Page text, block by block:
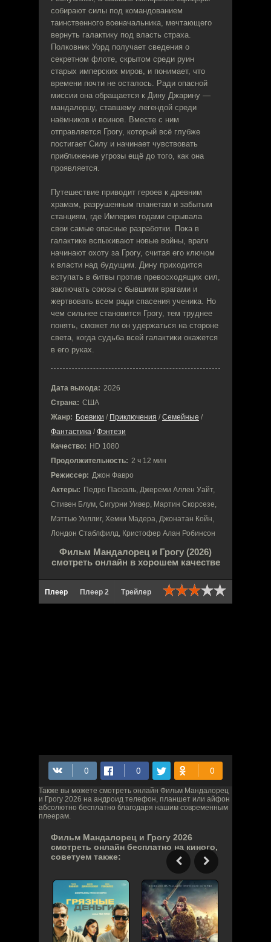
собирают силы под командованием
таинственного военачальника, мечтающего
вернуть галактику под власть страха.
Полковник Уорд получает сведения о
секретном флоте, скрытом среди руин
старых имперских миров, и понимает, что
времени почти не осталось. Ради опасной
миссии она обращается к Дину Джарину —
мандалорцу, ставшему легендой среди
наёмников и воинов. Вместе с ним
отправляется Грогу, который всё глубже
постигает Силу и начинает чувствовать
приближение угрозы ещё до того, как она
проявляется.
Путешествие приводит героев к древним
храмам, разрушенным планетам и забытым
станциям, где Империя годами скрывала
свои самые опасные разработки. Пока в
галактике вспыхивают новые войны, враги
начинают охоту за Грогу, считая его ключом
к власти над будущим. Дину приходится
вступать в битвы против превосходящих сил,
заключать союзы с бывшими врагами и
жертвовать всем ради спасения ученика. Но
чем сильнее становится Грогу, тем труднее
понять, сможет ли он удержаться на стороне
света, когда судьба всей галактики окажется
в его руках.
Дата выхода: 2026
Страна: США
Жанр: Боевики / Приключения / Семейные /
Фантастика / Фэнтези
Качество: HD 1080
Продолжительность: 2 ч 12 мин
Режиссер: Джон Фавро
Актеры: Педро Паскаль, Джереми Аллен Уайт,
Стивен Блум, Сигурни Уивер, Мартин Скорсезе,
Мэттью Уиллиг, Хемки Мадера, Джонатан Койн,
Лондон Стаблфилд, Кристофер Алан Робинсон
Фильм Мандалорец и Грогу (2026)
смотреть онлайн в хорошем качестве
Плеер Плеер 2 Трейлер
Также вы можете смотреть онлайн Фильм Мандалорец
и Грогу 2026 на андроид телефон, планшет или айфон
абсолютно бесплатно благодаря нашим современным
плеерам.
Фильм Мандалорец и Грогу 2026
смотреть онлайн бесплатно на киного,
советуем также: